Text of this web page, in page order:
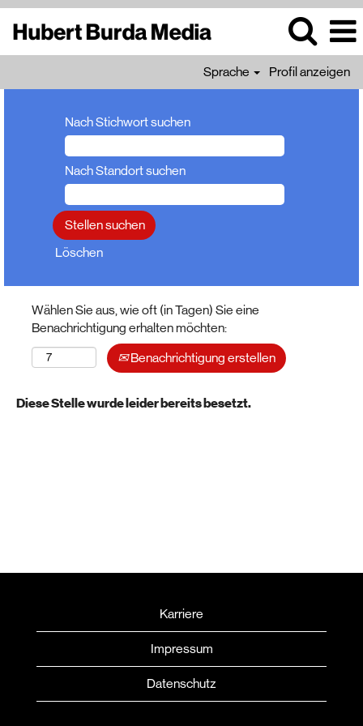
Sprache Profil anzeigen
Nach Stichwort suchen
Nach Standort suchen
Löschen
Wählen Sie aus, wie oft (in Tagen) Sie eine
Benachrichtigung erhalten möchten:
Benachrichtigung erstellen
Diese Stelle wurde leider bereits besetzt.
Karriere
Impressum
Datenschutz